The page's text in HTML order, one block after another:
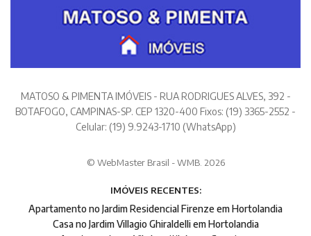
MATOSO & PIMENTA IMÓVEIS - RUA RODRIGUES ALVES, 392 -
BOTAFOGO, CAMPINAS-SP. CEP 1320-400 Fixos: (19) 3365-2552 -
Celular: (19) 9.9243-1710 (WhatsApp)
© WebMaster Brasil - WMB. 2026
IMÓVEIS RECENTES:
Apartamento no Jardim Residencial Firenze em Hortolandia
Casa no Jardim Villagio Ghiraldelli em Hortolandia